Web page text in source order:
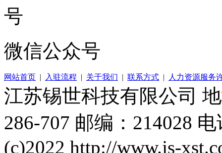
微信公众号
网站首页 | 入驻流程 | 关于我们 | 联系方式 | 人力资源服务
江苏锡世科技有限公司
286-707 邮编：214028
(c)2022 http://www.js-